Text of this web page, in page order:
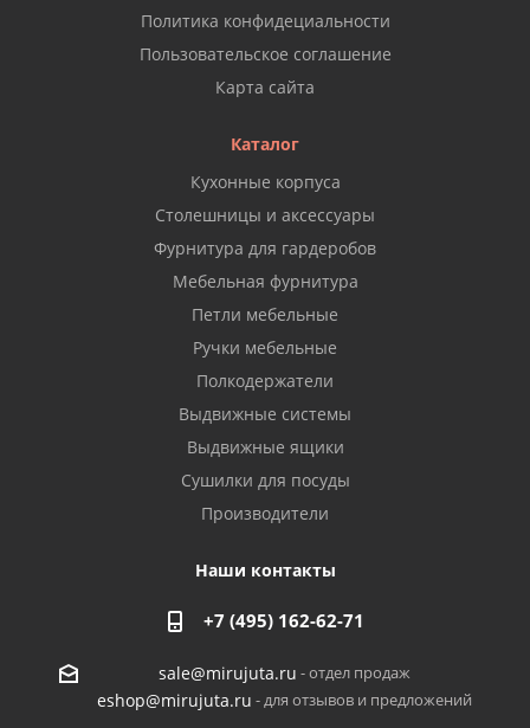
Политика конфидециальности
Пользовательское соглашение
Карта сайта
Каталог
Кухонные корпуса
Столешницы и аксессуары
Фурнитура для гардеробов
Мебельная фурнитура
Петли мебельные
Ручки мебельные
Полкодержатели
Выдвижные системы
Выдвижные ящики
Сушилки для посуды
Производители
Наши контакты
+7 (495) 162-62-71
sale@mirujuta.ru - отдел продаж
eshop@mirujuta.ru - для отзывов и предложений